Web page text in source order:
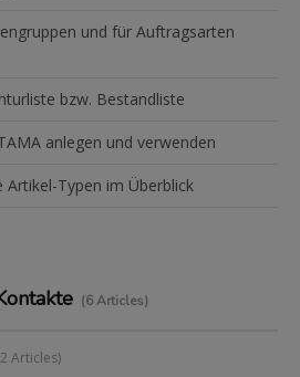
und für Auftragsarten
bzw. Bestandliste
anlegen und verwenden
Typen im Überblick
6 Articles
2 Articles